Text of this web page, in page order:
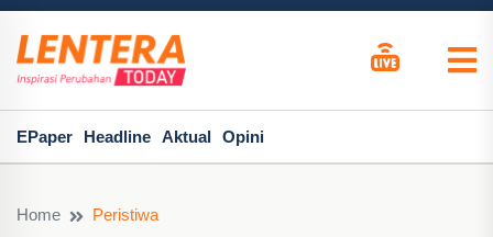
EPaper Headline Aktual Opini
Home Peristiwa